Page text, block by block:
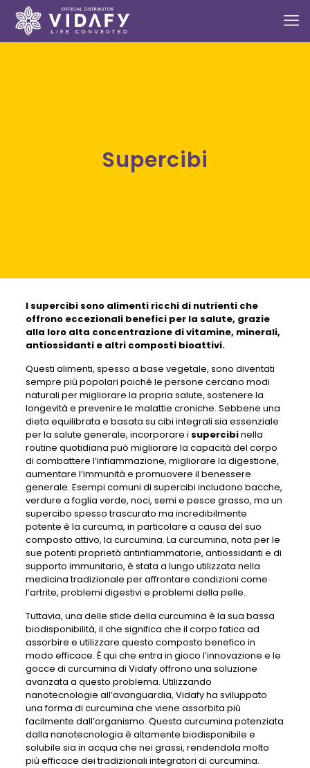
Supercibi
I supercibisono alimenti ricchi di nutrienti che
offrono eccezionali benefici per la salute, grazie
alla loro alta concentrazione di vitamine, minerali,
antiossidanti e altri composti bioattivi.
Questi alimenti, spesso a base vegetale, sono diventati
sempre più popolari poiché le persone cercano modi
naturali per migliorare la propria salute, sostenere la
longevità e prevenire le malattie croniche. Sebbene una
dieta equilibrata e basata su cibi integrali sia essenziale
per la salute generale, incorporare i supercibinella
routine quotidiana può migliorare la capacità del corpo
di combattere l’infiammazione, migliorare la digestione,
aumentare l’immunità e promuovere il benessere
generale. Esempi comuni di supercibi includono bacche,
verdure a foglia verde, noci, semi e pesce grasso, ma un
supercibo spesso trascurato ma incredibilmente
potente è la curcuma, in particolare a causa del suo
composto attivo, la curcumina. La curcumina, nota per le
sue potenti proprietà antinfiammatorie, antiossidanti e di
supporto immunitario, è stata a lungo utilizzata nella
medicina tradizionale per affrontare condizioni come
l’artrite, problemi digestivi e problemi della pelle.
Tuttavia, una delle sfide della curcumina è la sua bassa
biodisponibilità, il che significa che il corpo fatica ad
assorbire e utilizzare questo composto benefico in
modo efficace. È qui che entra in gioco l’innovazione e le
gocce di curcumina di Vidafy offrono una soluzione
avanzata a questo problema. Utilizzando
nanotecnologie all’avanguardia, Vidafy ha sviluppato
una forma di curcumina che viene assorbita più
facilmente dall’organismo. Questa curcumina potenziata
dalla nanotecnologia è altamente biodisponibile e
solubile sia in acqua che nei grassi, rendendola molto
più efficace dei tradizionali integratori di curcumina.